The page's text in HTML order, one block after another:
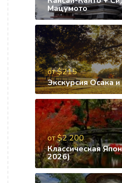
Мацумото
от $215
Экскурсия Осака
от $2 200
Классическая
2026)